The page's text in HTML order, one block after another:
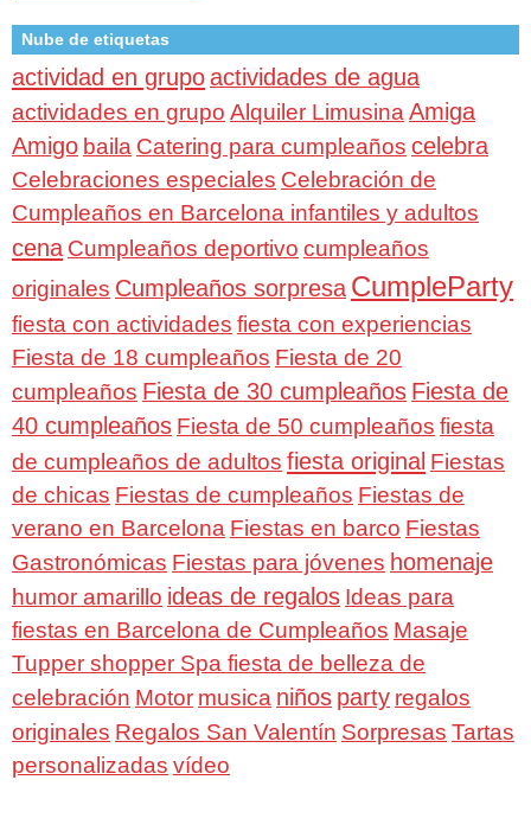
Nube de etiquetas
actividad en grupoactividades de agua
actividades en grupo Alquiler Limusina Amiga
Amigo baila Catering para cumpleaños celebra
Celebraciones especiales Celebración de
Cumpleaños en Barcelona infantiles y adultos
cena Cumpleaños deportivo cumpleaños
originales Cumpleaños sorpresa CumpleParty
fiesta con actividades fiesta con experiencias
Fiesta de 18 cumpleaños Fiesta de 20
cumpleaños Fiesta de 30 cumpleaños Fiesta de
40 cumpleaños Fiesta de 50 cumpleaños fiesta
de cumpleaños de adultos fiesta original Fiestas
de chicas Fiestas de cumpleaños Fiestas de
verano en Barcelona Fiestas en barco Fiestas
Gastronómicas Fiestas para jóvenes homenaje
humor amarillo ideas de regalos Ideas para
fiestas en Barcelona de Cumpleaños Masaje
Tupper shopper Spa fiesta de belleza de
celebración Motor musica niños party regalos
originales Regalos San Valentín Sorpresas Tartas
personalizadas vídeo